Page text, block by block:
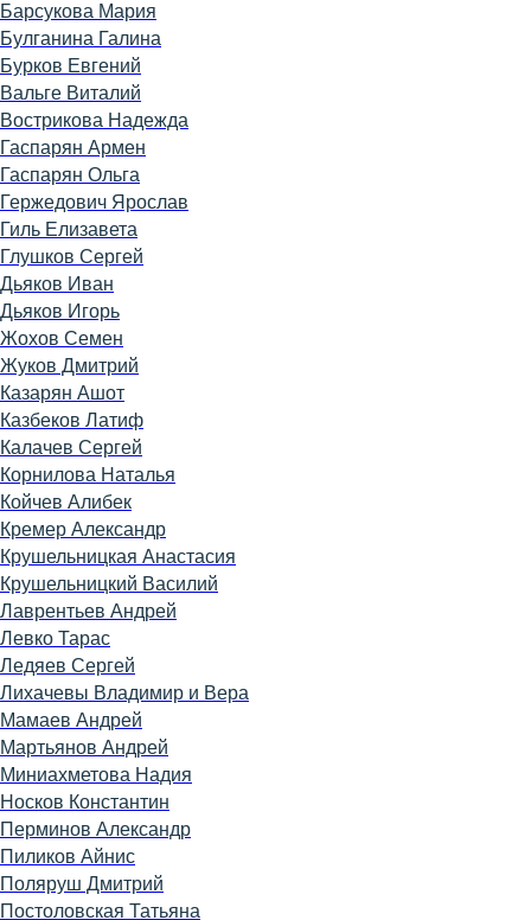
Барсукова Мария
Булганина Галина
Бурков Евгений
Вальге Виталий
Вострикова Надежда
Гаспарян Армен
Гаспарян Ольга
Гержедович Ярослав
Гиль Елизавета
Глушков Сергей
Дьяков Иван
Дьяков Игорь
Жохов Семен
Жуков Дмитрий
Казарян Ашот
Казбеков Латиф
Калачев Сергей
Корнилова Наталья
Койчев Алибек
Кремер Александр
Крушельницкая Анастасия
Крушельницкий Василий
Лаврентьев Андрей
Левко Тарас
Ледяев Сергей
Лихачевы Владимир и Вера
Мамаев Андрей
Мартьянов Андрей
Миниахметова Надия
Носков Константин
Перминов Александр
Пиликов Айнис
Поляруш Дмитрий
Постоловская Татьяна